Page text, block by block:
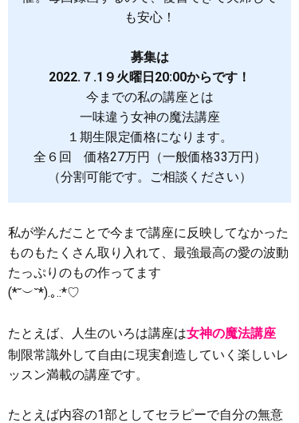
も安心！
募集は
2022.７.1９火曜日20:00からです！
今までの私の講座とは
一味違う女神の魔法講座
１期生限定価格になります。
全６回 価格27万円（一般価格33万円）
（分割可能です。ご相談ください）
私が学んだことで今まで講座に反映してなかった
ものもたくさん取り入れて、最強最高の愛の波動
たっぷりのもの作ってます
(*˘︶˘*).｡.:*♡
たとえば、人生のいろは講座は女神の魔法講座
制限常識外して自由に現実創造していく楽しいレ
ッスン満載の講座です。
たとえば内容の1部としてセラピーで自分の無意